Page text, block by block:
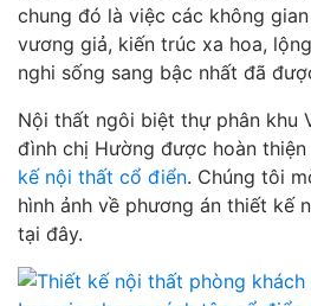
chung đó là việc các không
vương giả, kiến trúc xa hoa,
nghi sống sang bậc nhất đã
Nội thất ngôi biệt thự phân khu
đình chị Hường được hoàn
kế nội thất cổ điển. Chúng tôi
hình ảnh về phương án thiết kế
tại đây.